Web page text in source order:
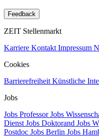
Feedback
ZEIT Stellenmarkt
Karriere Kontakt Impressum
Cookies
Barrierefreiheit Künstliche
Jobs
Jobs ProfessorJobs
Dienst Jobs Doktorand Jobs
Postdoc Jobs Berlin Jobs